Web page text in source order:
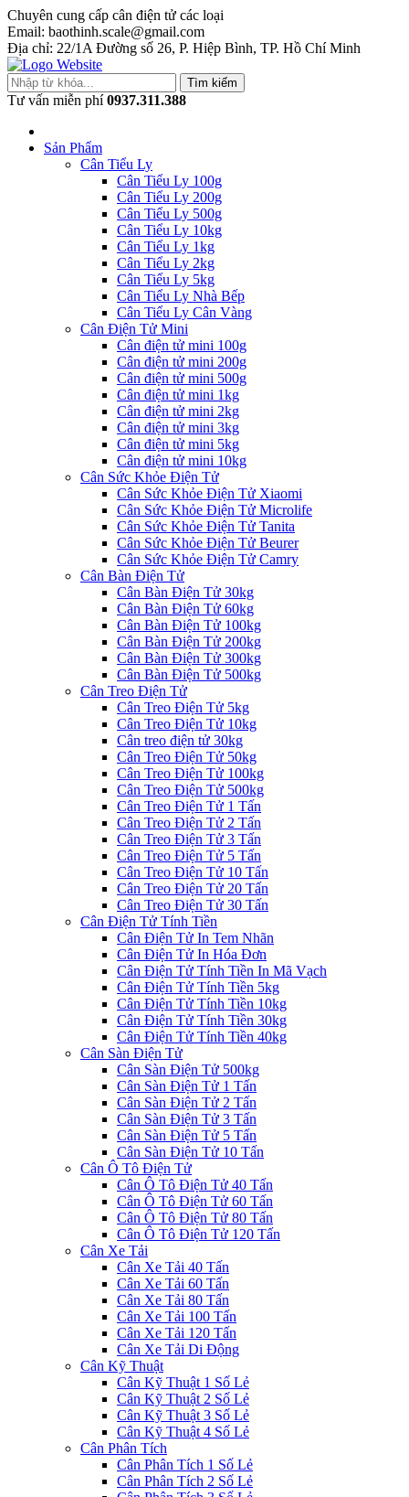
Chuyên cung cấp cân điện tử các loại
Email: baothinh.scale@gmail.com
Địa chỉ: 22/1A Đường số 26, P. Hiệp Bình, TP. Hồ Chí Minh
Tìm kiếm
Tư vấn miễn phí 0937.311.388
Sản Phẩm
Cân Tiểu Ly
Cân Tiểu Ly 100g
Cân Tiểu Ly 200g
Cân Tiểu Ly 500g
Cân Tiểu Ly 10kg
Cân Tiểu Ly 1kg
Cân Tiểu Ly 2kg
Cân Tiểu Ly 5kg
Cân Tiểu Ly Nhà Bếp
Cân Tiểu Ly Cân Vàng
Cân Điện Tử Mini
Cân điện tử mini 100g
Cân điện tử mini 200g
Cân điện tử mini 500g
Cân điện tử mini 1kg
Cân điện tử mini 2kg
Cân điện tử mini 3kg
Cân điện tử mini 5kg
Cân điện tử mini 10kg
Cân Sức Khỏe Điện Tử
Cân Sức Khỏe Điện Tử Xiaomi
Cân Sức Khỏe Điện Tử Microlife
Cân Sức Khỏe Điện Tử Tanita
Cân Sức Khỏe Điện Tử Beurer
Cân Sức Khỏe Điện Tử Camry
Cân Bàn Điện Tử
Cân Bàn Điện Tử 30kg
Cân Bàn Điện Tử 60kg
Cân Bàn Điện Tử 100kg
Cân Bàn Điện Tử 200kg
Cân Bàn Điện Tử 300kg
Cân Bàn Điện Tử 500kg
Cân Treo Điện Tử
Cân Treo Điện Tử 5kg
Cân Treo Điện Tử 10kg
Cân treo điện tử 30kg
Cân Treo Điện Tử 50kg
Cân Treo Điện Tử 100kg
Cân Treo Điện Tử 500kg
Cân Treo Điện Tử 1 Tấn
Cân Treo Điện Tử 2 Tấn
Cân Treo Điện Tử 3 Tấn
Cân Treo Điện Tử 5 Tấn
Cân Treo Điện Tử 10 Tấn
Cân Treo Điện Tử 20 Tấn
Cân Treo Điện Tử 30 Tấn
Cân Điện Tử Tính Tiền
Cân Điện Tử In Tem Nhãn
Cân Điện Tử In Hóa Đơn
Cân Điện Tử Tính Tiền In Mã Vạch
Cân Điện Tử Tính Tiền 5kg
Cân Điện Tử Tính Tiền 10kg
Cân Điện Tử Tính Tiền 30kg
Cân Điện Tử Tính Tiền 40kg
Cân Sàn Điện Tử
Cân Sàn Điện Tử 500kg
Cân Sàn Điện Tử 1 Tấn
Cân Sàn Điện Tử 2 Tấn
Cân Sàn Điện Tử 3 Tấn
Cân Sàn Điện Tử 5 Tấn
Cân Sàn Điện Tử 10 Tấn
Cân Ô Tô Điện Tử
Cân Ô Tô Điện Tử 40 Tấn
Cân Ô Tô Điện Tử 60 Tấn
Cân Ô Tô Điện Tử 80 Tấn
Cân Ô Tô Điện Tử 120 Tấn
Cân Xe Tải
Cân Xe Tải 40 Tấn
Cân Xe Tải 60 Tấn
Cân Xe Tải 80 Tấn
Cân Xe Tải 100 Tấn
Cân Xe Tải 120 Tấn
Cân Xe Tải Di Động
Cân Kỹ Thuật
Cân Kỹ Thuật 1 Số Lẻ
Cân Kỹ Thuật 2 Số Lẻ
Cân Kỹ Thuật 3 Số Lẻ
Cân Kỹ Thuật 4 Số Lẻ
Cân Phân Tích
Cân Phân Tích 1 Số Lẻ
Cân Phân Tích 2 Số Lẻ